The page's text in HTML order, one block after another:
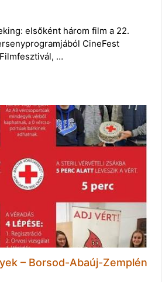
elsőként három film a 22.
CineFest
…
– Borsod-Abaúj-Zemplén